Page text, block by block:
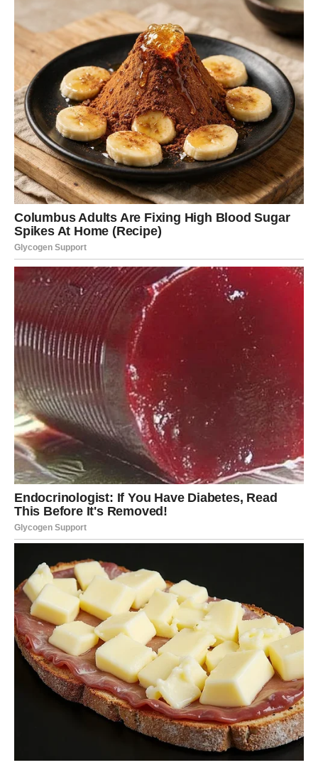
JARAC – VESTI KOJE DONOSE
OLAKŠANJE I SIGURNOST
Jarčevi su znak koji najduže nosi teret bez žaljenja. Vi ste
ćutali, radili, izdržavali i preuzimali odgovornost čak i
onda kada vam je bilo preteško. Poslednji period doneo
je mnogo briga, ali i osećaj da se sve odvija presporo.
Sada dolazipreokret.
Neverovatno dobre vesti za Jarca dolaze krozrešenje
problema koji vas je dugo mučio. Može biti vezano za
posao, finansije, papirologiju, porodicu ili važnu životnu
odluku. Ono što je izgledalo kao zid – sada dobija prolaz.
Osećaj olakšanja koji dolazi je ogroman. Kao da vam neko
skida teret sa leđa. Jarac ponovo vidi budućnost jasnije i
sa više vere.
Ove vesti vam ne donose samo trenutno zadovoljstvo,
već dugoročnu stabilnost.
Poruka za Jarca:
Strpljenje koje ste pokazali sada se isplaćuje. Dobre vesti
vam vraćaju sigurnost i veru u pravac kojim idete.
DEVICA – DOBRE VESTI KOJE
SMIRUJU UM I SRCE
Device su u prethodnom periodu bile preopterećene
mislima, analizama i brigama. Puno ste razmišljali,
preispitivali se i pokušavali da sve držite pod kontrolom, a
to vas je umorilo više nego što ste priznavali.
Sada dolaziolakšanje
Neverovatno dobre vesti za Devicu dolaze krozjasnoću i
. Nešto što vas je mučilo sada se razrešava.
Dobijate odgovor, priznanje ili rešenje koje vam pokazuje